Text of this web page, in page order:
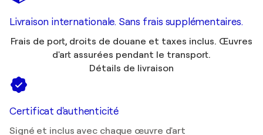
Livraison internationale. Sans frais supplémentaires.
Frais de port, droits de douane et taxes inclus. Œuvres
d'art assurées pendant le transport.
Détails de livraison
Certificat d'authenticité
Signé et inclus avec chaque œuvre d'art